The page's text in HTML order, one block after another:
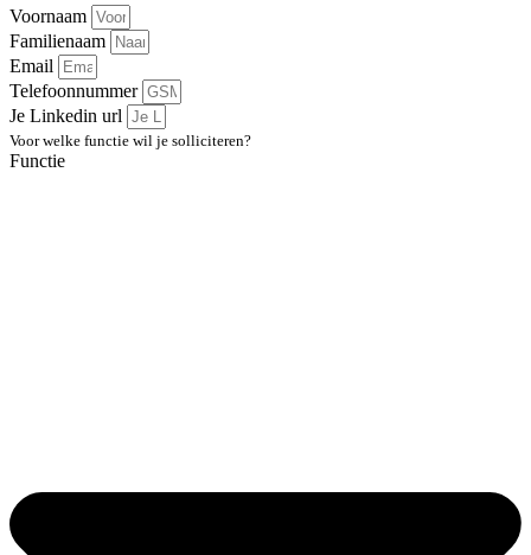
Voornaam
Familienaam
Email
Telefoonnummer
Je Linkedin url
Voor welke functie wil je solliciteren?
Functie